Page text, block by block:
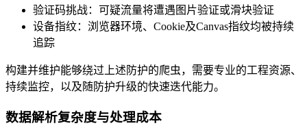
验证码挑战：可疑流量将遭遇图片验证或滑块验证
设备指纹：浏览器环境、Cookie及Canvas指纹均被持续
追踪
构建并维护能够绕过上述防护的爬虫，需要专业的工程资源、
持续监控，以及随防护升级的快速迭代能力。
数据解析复杂度与处理成本